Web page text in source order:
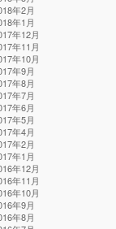
年2月
年1月
年12月
年11月
年10月
年9月
年8月
年7月
年6月
年5月
年4月
年2月
年1月
年12月
年11月
年10月
年9月
年8月